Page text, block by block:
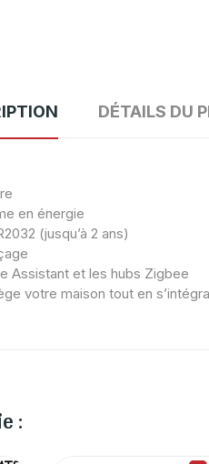
DÉTAILS DU
en énergie
(jusqu’à 2 ans)
Assistant et les hubs Zigbee
votre maison tout en
: